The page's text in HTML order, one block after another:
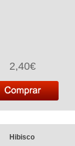
2,40€
Hibisco